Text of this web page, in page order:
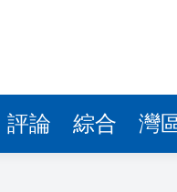
評論 綜合 灣